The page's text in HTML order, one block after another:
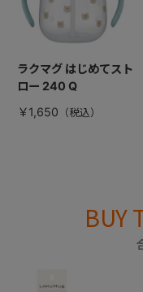
ラクマグ はじめてスト
ロー 240 Q
￥1,650
BUY